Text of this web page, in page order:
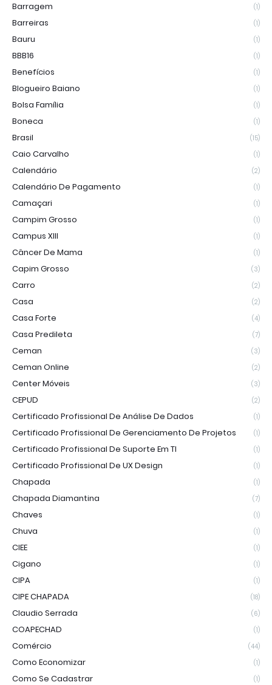
Barragem (1)
Barreiras (1)
Bauru (1)
BBB16 (1)
Benefícios (1)
Blogueiro Baiano (1)
Bolsa Família (1)
Boneca (1)
Brasil (15)
Caio Carvalho (1)
Calendário (2)
Calendário De Pagamento (1)
Camaçari (1)
Campim Grosso (1)
Campus XIII (1)
Câncer De Mama (1)
Capim Grosso (3)
Carro (2)
Casa (2)
Casa Forte (4)
Casa Predileta (7)
Ceman (3)
Ceman Online (2)
Center Móveis (3)
CEPUD (2)
Certificado Profissional De Análise De Dados (1)
Certificado Profissional De Gerenciamento De Projetos (1)
Certificado Profissional De Suporte Em TI (1)
Certificado Profissional De UX Design (1)
Chapada (1)
Chapada Diamantina (7)
Chaves (1)
Chuva (1)
CIEE (1)
Cigano (1)
CIPA (1)
CIPE CHAPADA (18)
Claudio Serrada (6)
COAPECHAD (1)
Comércio (44)
Como Economizar (1)
Como Se Cadastrar (1)